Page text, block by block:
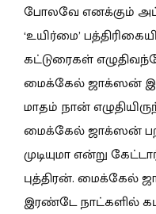
போலவே எனக்கும்
‘உயிர்மை’
கட்டுரைகள்
மைக்கேல் ஜாக்ஸன்
மாதம் நான்
மைக்கேல் ஜாக்ஸன்
முடியுமா என்று
புத்திரன்.
இரண்டே நாட்களில்